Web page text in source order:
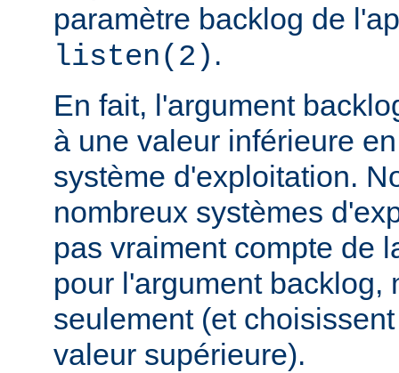
paramètre backlog de
listen(2) .
En fait, l'argument
à une valeur inférieure
système d'exploitation.
nombreux systèmes
pas vraiment compte de
pour l'argument backlog,
seulement (et
valeur supérieure).